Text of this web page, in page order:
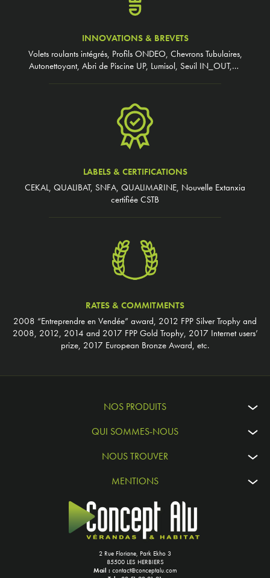
INNOVATIONS & BREVETS
Volets roulants intégrés, Profils ONDEO, Chevrons Tubulaires,
Autonettoyant, Abri de Piscine UP, Lumisol, Seuil IN_OUT,…
LABELS & CERTIFICATIONS
CEKAL, QUALIBAT, SNFA, QUALIMARINE, Nouvelle Extanxia
certifiée CSTB
RATES & COMMITMENTS
2008 “Entreprendre en Vendée” award, 2012 FPP Silver Trophy and
2008, 2012, 2014 and 2017 FPP Gold Trophy, 2017 Internet users’
prize, 2017 European Bronze Award, etc.
NOS PRODUITS
QUI SOMMES-NOUS
NOUS TROUVER
MENTIONS
2 Rue Floriane, Park Ekho 3
85500 LES HERBIERS
Mail : contact@conceptalu.com